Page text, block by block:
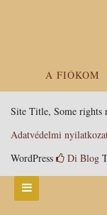
A FIÓKOM
Site Title, Some rights
Adatvédelmi
WordPress
Di Blog